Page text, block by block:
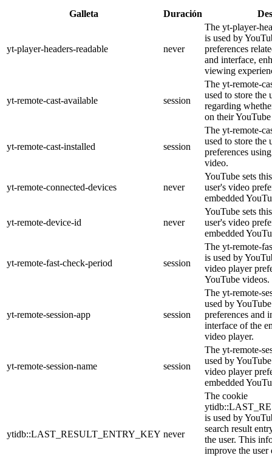
Galleta Duración
yt-player-headers-readable never
The yt-player-
is used by
preferences
and interface,
viewing
yt-remote-cast-available session
The yt-remote-
used to store the
regarding
on their
yt-remote-cast-installed session
The yt-remote-
used to store the
preferences
video.
yt-remote-connected-devices never
YouTube sets
user's video
embedded
yt-remote-device-id never
YouTube sets
user's video
embedded
yt-remote-fast-check-period session
The yt-remote-
is used by
video player
YouTube videos.
yt-remote-session-app session
The yt-remote-
used by
preferences and
interface of the
video player.
yt-remote-session-name session
The yt-remote-
used by
video player
embedded
ytidb::LAST_RESULT_ENTRY_KEY never
The cookie
is used by
search result
the user. This
improve the user